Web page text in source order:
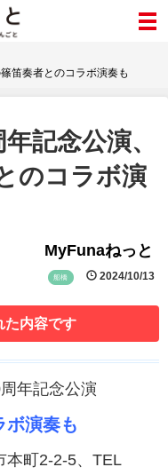
笛奏者とのコラボ演奏も
記念公演、
のコラボ演
MyFunaねっと
船橋 2024/10/13
た内容です
年記念公演
ボ演奏も
町2-2-5、TEL